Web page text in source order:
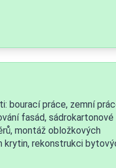
bourací práce, zemní
fasád, sádrokartonové
montáž obložkových
krytin, rekonstrukci